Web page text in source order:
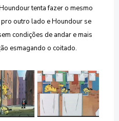
tenta fazer o mesmo
outro lado e Houndour se
condições de andar e mais
esmagando o coitado.